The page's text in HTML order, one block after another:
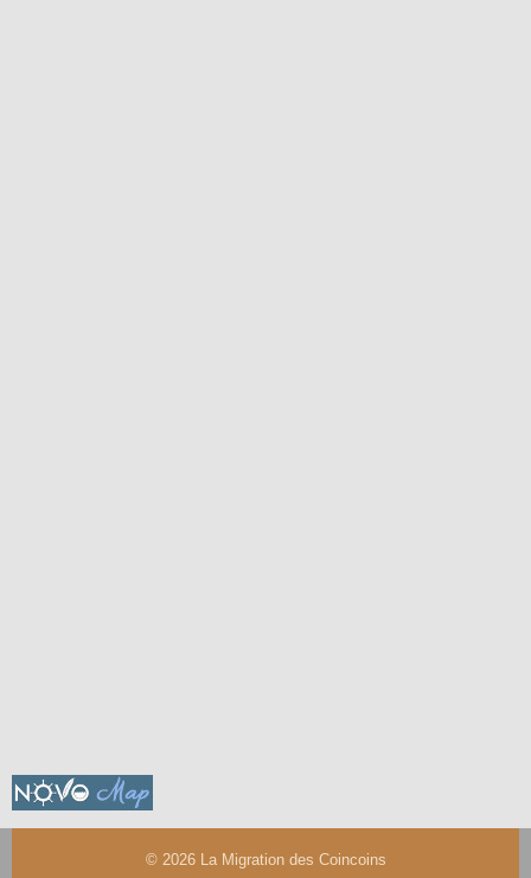
© 2026 La Migration des Coincoins